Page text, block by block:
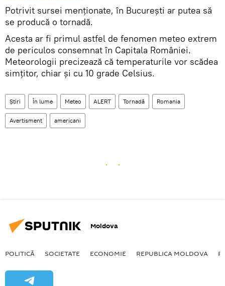
Potrivit sursei menționate, în București ar putea să
se producă o tornadă.
Acesta ar fi primul astfel de fenomen meteo extrem
de periculos consemnat în Capitala României.
Meteorologii precizează că temperaturile vor scădea
simțitor, chiar și cu 10 grade Celsius.
Știri În lume Meteo ALERT Tornadă Romania
Avertisment americani
Moldova
POLITICĂ SOCIETATE ECONOMIE REPUBLICA MOLDOVA